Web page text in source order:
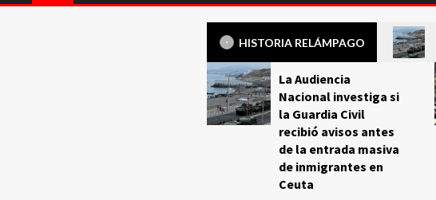
HISTORIA RELÁMPAGO
La Audiencia
Nacional investiga si
la Guardia Civil
recibió avisos antes
de la entrada masiva
de inmigrantes en
Ceuta